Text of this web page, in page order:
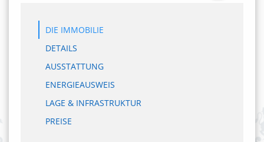
DIE IMMOBILIE
DETAILS
AUSSTATTUNG
ENERGIEAUSWEIS
LAGE & INFRASTRUKTUR
PREISE